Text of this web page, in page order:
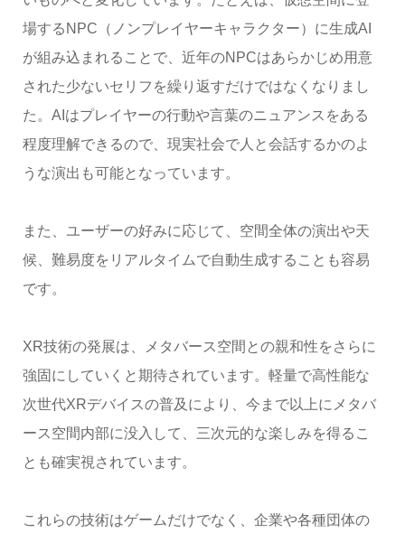
場するNPC（ノンプレイヤーキャラクター）に生成AI
が組み込まれることで、近年のNPCはあらかじめ用意
された少ないセリフを繰り返すだけではなくなりまし
た。AIはプレイヤーの行動や言葉のニュアンスをある
程度理解できるので、現実社会で人と会話するかのよ
うな演出も可能となっています。
また、ユーザーの好みに応じて、空間全体の演出や天
候、難易度をリアルタイムで自動生成することも容易
です。
XR技術の発展は、メタバース空間との親和性をさらに
強固にしていくと期待されています。軽量で高性能な
次世代XRデバイスの普及により、今まで以上にメタバ
ース空間内部に没入して、三次元的な楽しみを得るこ
とも確実視されています。
これらの技術はゲームだけでなく、企業や各種団体の